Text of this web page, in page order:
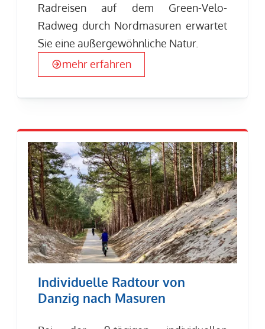
Radreisen auf dem Green-Velo-
Radweg durch Nordmasuren erwartet
Sie eine außergewöhnliche Natur.
mehr erfahren
Individuelle Radtour von
Danzig nach Masuren